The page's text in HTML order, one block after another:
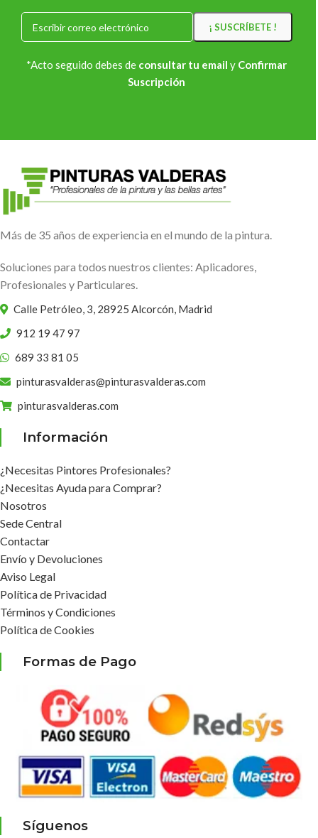
*Acto seguido debes de consultar tu email y Confirmar
Suscripción
Más de 35 años de experiencia en el mundo de la pintura.
Soluciones para todos nuestros clientes: Aplicadores,
Profesionales y Particulares.
Calle Petróleo, 3, 28925 Alcorcón, Madrid
912 19 47 97
689 33 81 05
pinturasvalderas@pinturasvalderas.com
pinturasvalderas.com
Información
¿Necesitas Pintores Profesionales?
¿Necesitas Ayuda para Comprar?
Nosotros
Sede Central
Contactar
Envío y Devoluciones
Aviso Legal
Política de Privacidad
Términos y Condiciones
Política de Cookies
Formas de Pago
Síguenos